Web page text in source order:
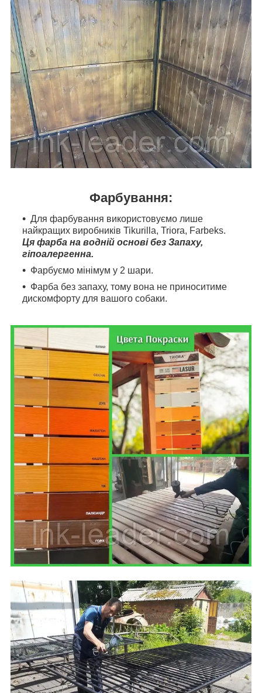
Фарбування:
Для фарбування використовуємо лише
найкращих виробників Tikurilla, Triora, Farbeks.
Ця фарба на водній основі без Запаху,
гіпоалергенна.
Фарбуємо мінімум у 2 шари.
Фарба без запаху, тому вона не приноситиме
дискомфорту для вашого собаки.